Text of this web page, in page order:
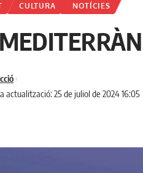
CULTURA NOTÍCIES
actualització: 25 de juliol de 2024 16:05